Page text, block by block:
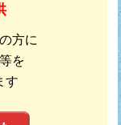
方に
を
す